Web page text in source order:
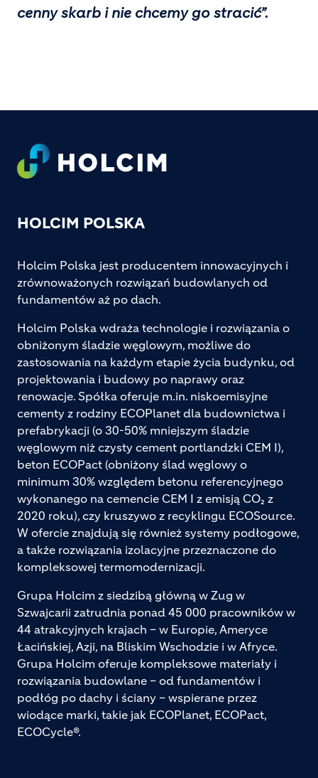
cenny skarb i nie chcemy go stracić”.
Footer
HOLCIM POLSKA
Holcim Polska jest producentem innowacyjnych i
zrównoważonych rozwiązań budowlanych od
fundamentów aż po dach.
Holcim Polska wdraża technologie i rozwiązania o
obniżonym śladzie węglowym, możliwe do
zastosowania na każdym etapie życia budynku, od
projektowania i budowy po naprawy oraz
renowacje. Spółka oferuje m.in. niskoemisyjne
cementy z rodziny ECOPlanet dla budownictwa i
prefabrykacji (o 30-50% mniejszym śladzie
węglowym niż czysty cement portlandzki CEM I),
beton ECOPact (obniżony ślad węglowy o
minimum 30% względem betonu referencyjnego
wykonanego na cemencie CEM I z emisją CO₂ z
2020 roku), czy kruszywo z recyklingu ECOSource.
W ofercie znajdują się również systemy podłogowe,
a także rozwiązania izolacyjne przeznaczone do
kompleksowej termomodernizacji.
Grupa Holcim z siedzibą główną w Zug w
Szwajcarii zatrudnia ponad 45 000 pracowników w
44 atrakcyjnych krajach – w Europie, Ameryce
Łacińskiej, Azji, na Bliskim Wschodzie i w Afryce.
Grupa Holcim oferuje kompleksowe materiały i
rozwiązania budowlane – od fundamentów i
podłóg po dachy i ściany – wspierane przez
wiodące marki, takie jak ECOPlanet, ECOPact,
ECOCycle®.